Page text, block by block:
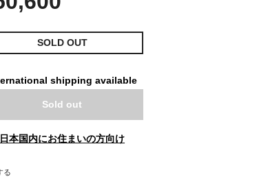
SOLD OUT
shipping available
Sold out
日本国内にお住まいの方向け
る